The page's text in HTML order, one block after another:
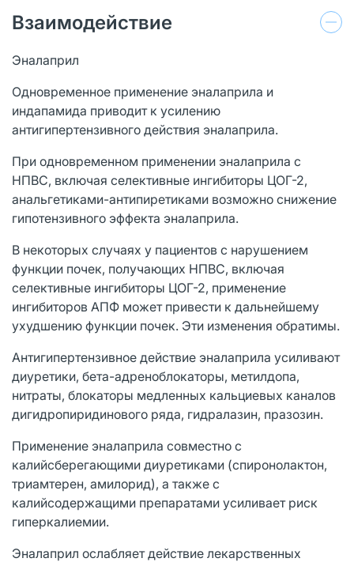
Взаимодействие
Эналаприл
Одновременное применение эналаприла и
индапамида приводит к усилению
антигипертензивного действия эналаприла.
При одновременном применении эналаприла с
НПВC, включая селективные ингибиторы ЦОГ-2,
анальгетиками-антипиретиками возможно снижение
гипотензивного эффекта эналаприла.
В некоторых случаях у пациентов с нарушением
функции почек, получающих НПВС, включая
селективные ингибиторы ЦОГ-2, применение
ингибиторов АПФ может привести к дальнейшему
ухудшению функции почек. Эти изменения обратимы.
Антигипертензивное действие эналаприла усиливают
диуретики, бета-адреноблокаторы, метилдопа,
нитраты, блокаторы медленных кальциевых каналов
дигидропиридинового ряда, гидралазин, празозин.
Применение эналаприла совместно с
калийсберегающими диуретиками (спиронолактон,
триамтерен, амилорид), а также с
калийсодержащими препаратами усиливает риск
гиперкалиемии.
Эналаприл ослабляет действие лекарственных